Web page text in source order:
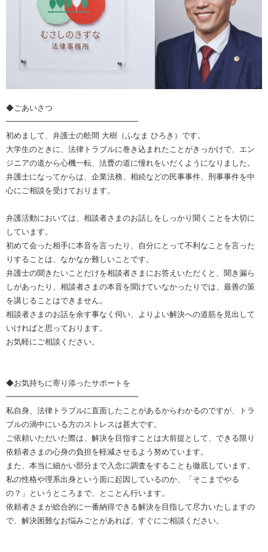
◆ごあいさつ
━━━━━━━━━━━━━━━━━
初めまして、弁護士の舩間 大樹（ふなま ひろき）です。
大学生のときに、法律トラブルに巻き込まれたことがきっかけで、エン
ジニアの道から心機一転、法曹の道に憧れをいだくようになりました。
弁護士になってからは、企業法務、相続などの民事事件、刑事事件を中
心にご相談を受けております。
弁護活動においては、相談者さまのお話しをしっかり聞くことを大切に
しています。
初めて会った相手に本音を言ったり、自分にとって不利なことを言った
りすることは、なかなか難しいことです。
弁護士の聞きたいことだけを相談者さまにお答えいただくと、聞き漏ら
しがあったり、相談者さまの本音を聞けていなかったりでは、最善の策
を講じることはできません。
相談者さまのお話を余す事なく伺い、よりよい解決への道筋を見出して
いければと思っております。
お気軽にご相談ください。
◆お気持ちに寄り添ったサポートを
━━━━━━━━━━━━━━━━━
私自身、法律トラブルに直面したことがあるからわかるのですが、トラ
ブルの渦中にいる方のストレスは甚大です。
ご依頼いただいた際は、解決を目指すことは大前提として、できる限り
依頼者さまの心身の負担を軽減させるよう努めています。
また、本当に細かい部分まで入念に調査をすることも徹底しています。
私の性格や理系出身という面に起因しているのか、「そこまでやる
の？」というところまで、とことん行います。
依頼者さまが総合的に一番納得できる解決を目指して尽力いたしますの
で、解決困難なお悩みごとがあれば、すぐにご相談ください。